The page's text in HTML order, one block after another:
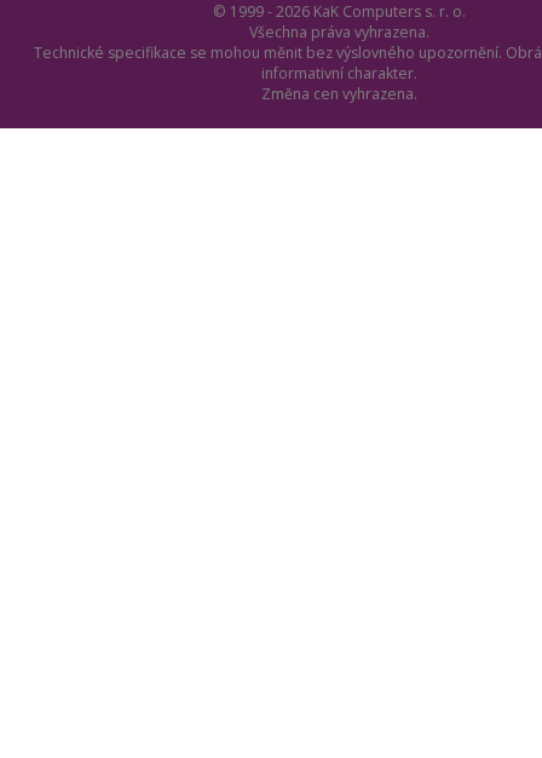
© 1999 - 2026 KaK Computers s. r. o.
Všechna práva vyhrazena.
Technické specifikace se mohou měnit bez výslovného upozornění.
informativní charakter.
Změna cen vyhrazena.